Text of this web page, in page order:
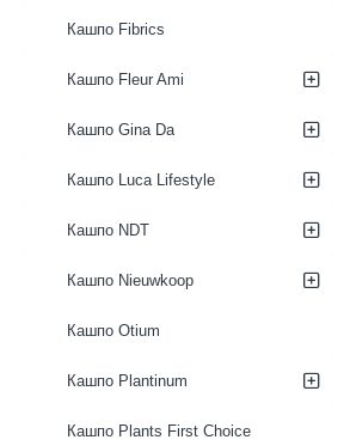
Кашпо Fibrics
Кашпо Fleur Ami
Кашпо Gina Da
Кашпо Luca Lifestyle
Кашпо NDT
Кашпо Nieuwkoop
Кашпо Otium
Кашпо Plantinum
Кашпо Plants First Choice
Купить
Pot
Caramel